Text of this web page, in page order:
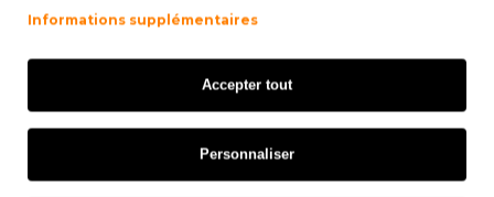
Cartouche Compatible Epson T1622 / T1632 / 16 XL
Cyan 11.6ml
Informations supplémentaires
Accepter tout
Personnaliser